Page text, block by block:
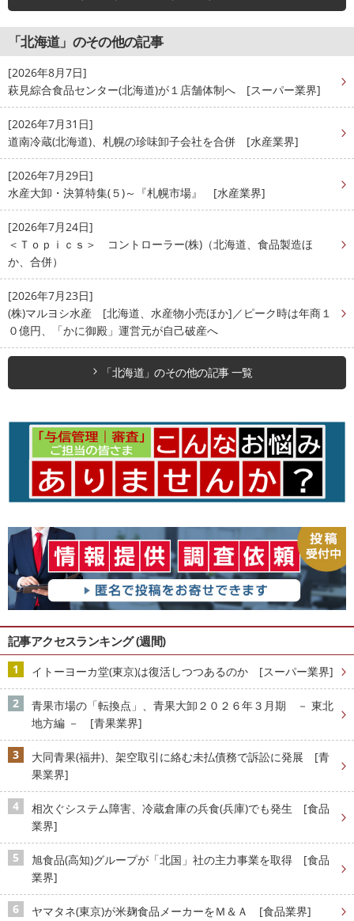
「北海道」のその他の記事
[2026年8月7日]
萩見綜合食品センター(北海道)が１店舗体制へ [スーパー業界]
[2026年7月31日]
道南冷蔵(北海道)、札幌の珍味卸子会社を合併 [水産業界]
[2026年7月29日]
水産大卸・決算特集(５)～『札幌市場』 [水産業界]
[2026年7月24日]
＜Ｔｏｐｉｃｓ＞ コントローラー(株)（北海道、食品製造ほ
か、合併）
[2026年7月23日]
(株)マルヨシ水産 [北海道、水産物小売ほか]／ピーク時は年商１
０億円、「かに御殿」運営元が自己破産へ
「北海道」のその他の記事 一覧
記事アクセスランキング (週間)
イトーヨーカ堂(東京)は復活しつつあるのか [スーパー業界]
青果市場の「転換点」、青果大卸２０２６年３月期 － 東北
地方編 － [青果業界]
大同青果(福井)、架空取引に絡む未払債務で訴訟に発展 [青
果業界]
相次ぐシステム障害、冷蔵倉庫の兵食(兵庫)でも発生 [食品
業界]
旭食品(高知)グループが「北国」社の主力事業を取得 [食品
業界]
ヤマタネ(東京)が米麹食品メーカーをＭ＆Ａ [食品業界]